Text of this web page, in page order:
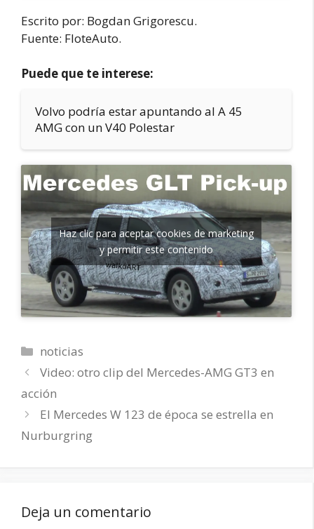
Escrito por: Bogdan Grigorescu.
Fuente: FloteAuto.
Puede que te interese:
Volvo podría estar apuntando al A 45
AMG con un V40 Polestar
Haz clic para aceptar cookies de marketing
y permitir este contenido
Categorías
noticias
Video: otro clip del Mercedes-AMG GT3 en
acción
El Mercedes W 123 de época se estrella en
Nurburgring
Deja un comentario